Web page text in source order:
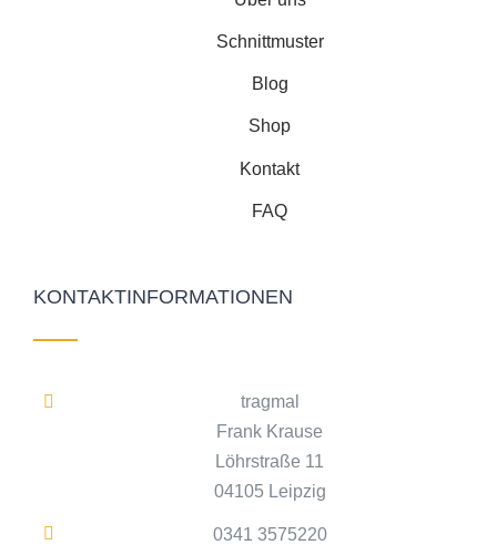
Schnittmuster
Blog
Shop
Kontakt
FAQ
KONTAKTINFORMATIONEN
tragmal
Frank Krause
Löhrstraße 11
04105 Leipzig
0341 3575220